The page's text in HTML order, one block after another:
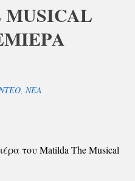
, ΝΕΑ
του Matilda The Musical